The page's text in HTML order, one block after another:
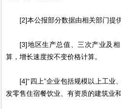
[2]本公报部分数据由相关部门提供
[3]地区生产总值、三次产业及相
算，增长速度按不变价格计算。
[4]“四上”企业包括规模以上工业
发零售住宿餐饮业、有资质的建筑业